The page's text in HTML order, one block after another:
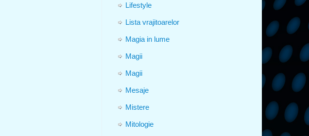
Lifestyle
Lista vrajitoarelor
Magia in lume
Magii
Magii
Mesaje
Mistere
Mitologie